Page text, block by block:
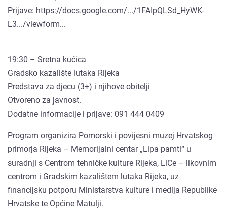
Prijave: https://docs.google.com/.../1FAIpQLSd_HyWK-
L3.../viewform...
19:30 – Sretna kućica
Gradsko kazalište lutaka Rijeka
Predstava za djecu (3+) i njihove obitelji
Otvoreno za javnost.
Dodatne informacije i prijave: 091 444 0409
Program organizira Pomorski i povijesni muzej Hrvatskog
primorja Rijeka – Memorijalni centar „Lipa pamti“ u
suradnji s Centrom tehničke kulture Rijeka, LiCe – likovnim
centrom i Gradskim kazalištem lutaka Rijeka, uz
financijsku potporu Ministarstva kulture i medija Republike
Hrvatske te Općine Matulji.